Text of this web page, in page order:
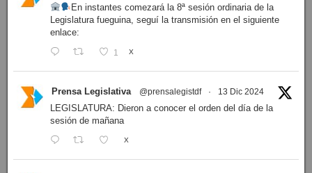
En instantes comezará la 8ª sesión ordinaria de la
Legislatura fueguina, seguí la transmisión en el siguiente
enlace:
1 X
Prensa Legislativa @prensalegistdf · 13 Dic 2024
LEGISLATURA: Dieron a conocer el orden del día de la
sesión de mañana
X